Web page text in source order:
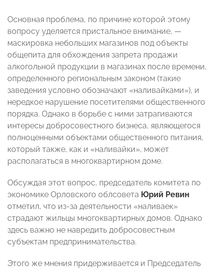
Основная проблема, по причине которой этому
вопросу уделяется пристальное внимание, —
маскировка небольших магазинов под объекты
общепита для обхождения запрета продажи
алкогольной продукции в магазинах после времени,
определенного региональным законом (такие
заведения условно обозначают «наливайками»), и
нередкое нарушение посетителями общественного
порядка. Однако в борьбе с ними затрагиваются
интересы добросовестного бизнеса, являющегося
полноценными объектами общественного питания,
который также, как и «наливайки», может
располагаться в многоквартирном доме.
Обсуждая этот вопрос, председатель комитета по
экономике Орловского облсовета Юрий Ревин
отметил, что из-за деятельности «наливаек»
страдают жильцы многоквартирных домов. Однако
здесь важно не навредить добросовестным
субъектам предпринимательства.
Этого же мнения придерживается и Председатель